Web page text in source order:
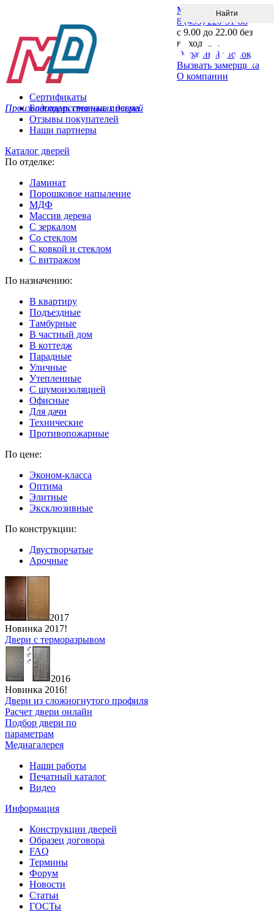
Производитель стальных дверей
Меню
8 (495) 220-51-88
с 9.00 до 22.00 без
выходных
Обратный звонок
Вызвать замерщика
О компании
Сертификаты
Благодарственные письма
Отзывы покупателей
Наши партнеры
Каталог дверей
По отделке:
Ламинат
Порошковое напыление
МДФ
Массив дерева
С зеркалом
Со стеклом
С ковкой и стеклом
С витражом
По назначению:
В квартиру
Подъездные
Тамбурные
В частный дом
В коттедж
Парадные
Уличные
Утепленные
C шумоизоляцией
Офисные
Для дачи
Технические
Противопожарные
По цене:
Эконом-класса
Оптима
Элитные
Эксклюзивные
По конструкции:
Двустворчатые
Арочные
2017
Новинка 2017!
Двери с терморазрывом
2016
Новинка 2016!
Двери из сложногнутого профиля
Расчет двери онлайн
Подбор двери по
параметрам
Медиагалерея
Наши работы
Печатный каталог
Видео
Информация
Конструкции дверей
Образец договора
FAQ
Термины
Форум
Новости
Статьи
ГОСТы